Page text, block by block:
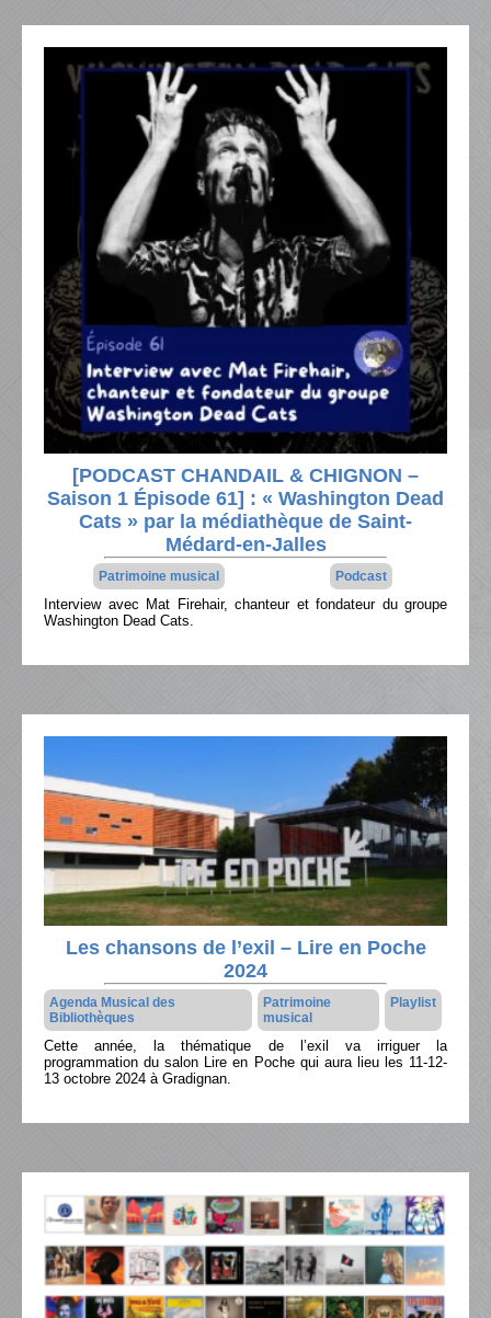
[PODCAST CHANDAIL & CHIGNON –
Saison 1 Épisode 61] : « Washington Dead
Cats » par la médiathèque de Saint-
Médard-en-Jalles
Patrimoine musical Podcast
Interview avec Mat Firehair, chanteur et fondateur du groupe
Washington Dead Cats.
Les chansons de l’exil – Lire en Poche
2024
Agenda Musical des
Bibliothèques
Patrimoine
musical
Playlist
Cette année, la thématique de l’exil va irriguer la
programmation du salon Lire en Poche qui aura lieu les 11-12-
13 octobre 2024 à Gradignan.